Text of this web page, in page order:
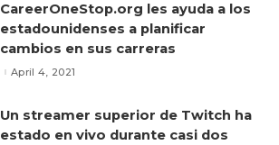
CareerOneStop.org les ayuda a los
estadounidenses a planificar
cambios en sus carreras
April 4, 2021
Un streamer superior de Twitch ha
estado en vivo durante casi dos